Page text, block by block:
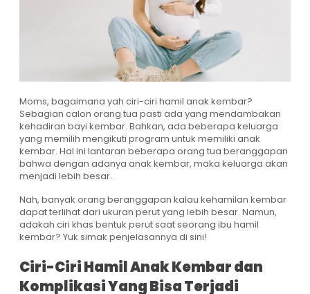
Moms, bagaimana yah ciri-ciri hamil anak kembar?
Sebagian calon orang tua pasti ada yang mendambakan
kehadiran bayi kembar. Bahkan, ada beberapa keluarga
yang memilih mengikuti program untuk memiliki anak
kembar. Hal ini lantaran beberapa orang tua beranggapan
bahwa dengan adanya anak kembar, maka keluarga akan
menjadi lebih besar.
Nah, banyak orang beranggapan kalau kehamilan kembar
dapat terlihat dari ukuran perut yang lebih besar. Namun,
adakah ciri khas bentuk perut saat seorang ibu hamil
kembar? Yuk simak penjelasannya di sini!
Ciri-Ciri Hamil Anak Kembar dan
Komplikasi Yang Bisa Terjadi